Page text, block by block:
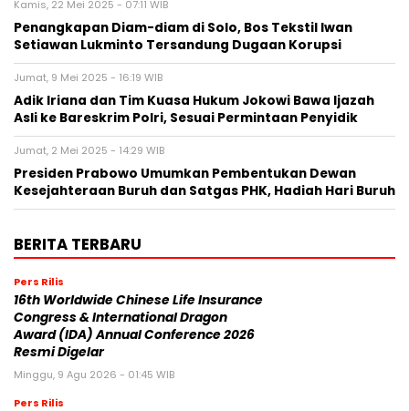
Kamis, 22 Mei 2025 - 07:11 WIB
Penangkapan Diam-diam di Solo, Bos Tekstil Iwan
Setiawan Lukminto Tersandung Dugaan Korupsi
Jumat, 9 Mei 2025 - 16:19 WIB
Adik Iriana dan Tim Kuasa Hukum Jokowi Bawa Ijazah
Asli ke Bareskrim Polri, Sesuai Permintaan Penyidik
Jumat, 2 Mei 2025 - 14:29 WIB
Presiden Prabowo Umumkan Pembentukan Dewan
Kesejahteraan Buruh dan Satgas PHK, Hadiah Hari Buruh
BERITA TERBARU
Pers Rilis
16th Worldwide Chinese Life Insurance
Congress & International Dragon
Award (IDA) Annual Conference 2026
Resmi Digelar
Minggu, 9 Agu 2026 - 01:45 WIB
Pers Rilis